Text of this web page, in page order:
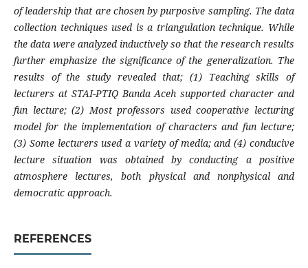
of leadership that are chosen by purposive sampling. The data
collection techniques used is a triangulation technique. While
the data were analyzed inductively so that the research results
further emphasize the significance of the generalization. The
results of the study revealed that; (1) Teaching skills of
lecturers at STAI-PTIQ Banda Aceh supported character and
fun lecture; (2) Most professors used cooperative lecturing
model for the implementation of characters and fun lecture;
(3) Some lecturers used a variety of media; and (4) conducive
lecture situation was obtained by conducting a positive
atmosphere lectures, both physical and nonphysical and
democratic approach.
REFERENCES